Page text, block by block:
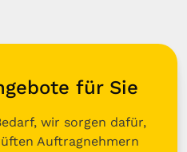
für Sie
wir sorgen dafür,
Auftragnehmern